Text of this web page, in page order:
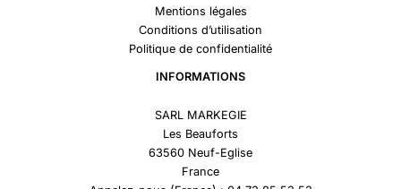
Mentions légales
Conditions d’utilisation
Politique de confidentialité
INFORMATIONS
SARL MARKEGIE
Les Beauforts
63560 Neuf-Eglise
France